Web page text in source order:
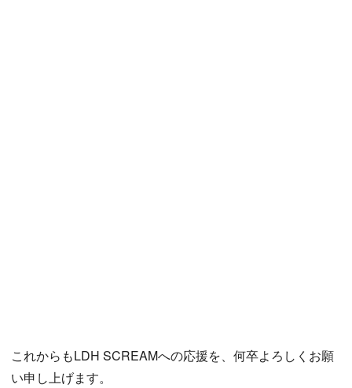
これからもLDH SCREAMへの応援を、何卒よろしくお願
い申し上げます。